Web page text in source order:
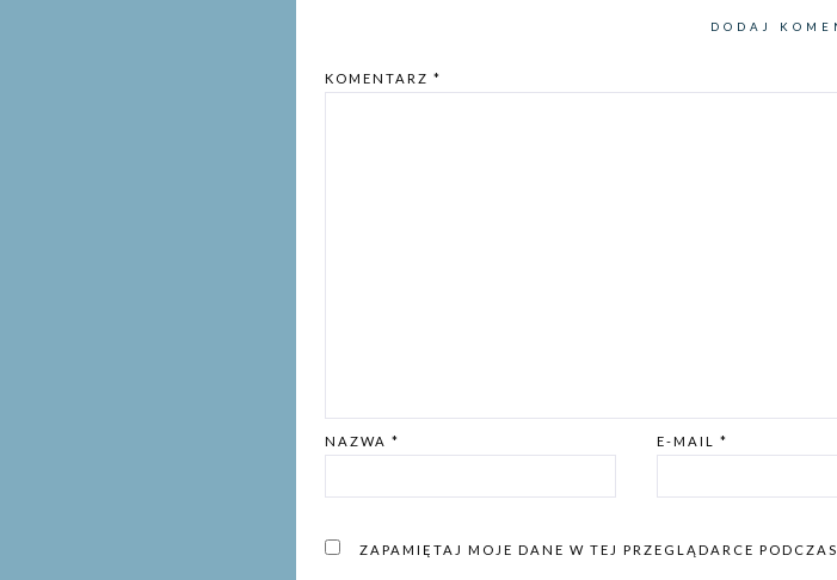
DODAJ
KOMENTARZ *
NAZWA * E-MAIL *
ZAPAMIĘTAJ MOJE DANE W TEJ PRZEGLĄDARCE